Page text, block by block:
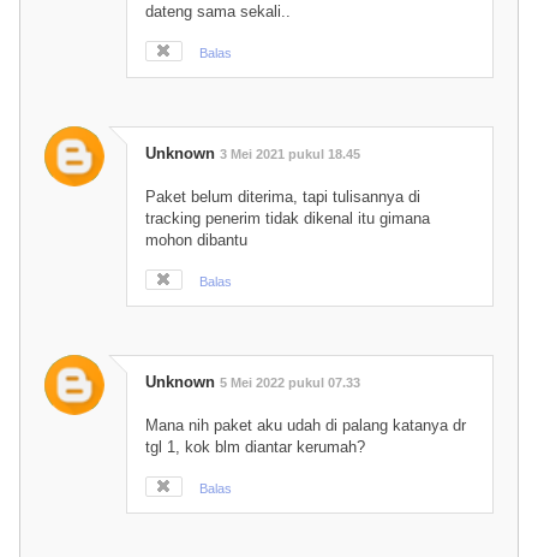
dateng sama sekali..
Balas
Unknown 3 Mei 2021 pukul 18.45
Paket belum diterima, tapi tulisannya di
tracking penerim tidak dikenal itu gimana
mohon dibantu
Balas
Unknown 5 Mei 2022 pukul 07.33
Mana nih paket aku udah di palang katanya dr
tgl 1, kok blm diantar kerumah?
Balas